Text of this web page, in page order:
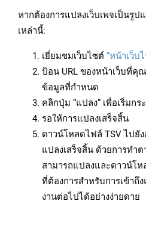
หากต้องการแปลงเว็บเพจเป็นรู
เหล่านี้:
เยี่ยมชมเว็บไซต์ “หน้าเว็บ
ป้อน URL ของหน้าเว็บที่คุ
ข้อมูลที่กำหนด
คลิกปุ่ม “แปลง” เพื่อเริ่มก
รอให้การแปลงเสร็จสิ้น
ดาวน์โหลดไฟล์ TSV ไปยั
แปลงเสร็จสิ้น ด้วยการทำ
สามารถแปลงและดาวน์โ
ที่ต้องการสำหรับการเข้าถึ
งานต่อไปได้อย่างง่ายดาย